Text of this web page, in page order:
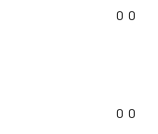
0 0
0 0